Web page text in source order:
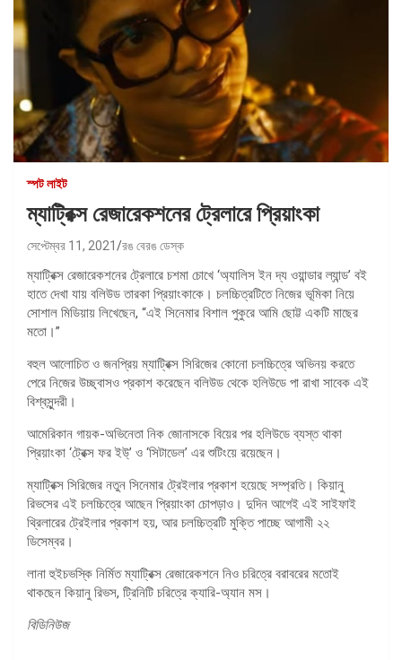
স্পট লাইট
ম্যাট্রিক্স রেজারেকশনের ট্রেলারে প্রিয়াংকা
সেপ্টেম্বর 11, 2021 রঙ বেরঙ ডেস্ক
ম্যাট্রিক্স রেজারেকশনের ট্রেলারে চশমা চোখে ‘অ্যালিস ইন দ্য ওয়ান্ডার ল্যান্ড’ বই
হাতে দেখা যায় বলিউড তারকা প্রিয়াংকাকে। চলচ্চিত্রটিতে নিজের ভূমিকা নিয়ে
সোশাল মিডিয়ায় লিখেছেন, “এই সিনেমার বিশাল পুকুরে আমি ছোট্ট একটি মাছের
মতো।”
বহুল আলোচিত ও জনপ্রিয় ম্যাট্রিক্স সিরিজের কোনো চলচ্চিত্রে অভিনয় করতে
পেরে নিজের উচ্ছ্বাসও প্রকাশ করেছেন বলিউড থেকে হলিউডে পা রাখা সাবেক এই
বিশ্বসুন্দরী।
আমেরিকান গায়ক-অভিনেতা নিক জোনাসকে বিয়ের পর হলিউডে ব্যস্ত থাকা
প্রিয়াংকা ‘ট্রেক্স ফর ইউ্’ ও ‘সিটাডেল’ এর শুটিংয়ে রয়েছেন।
ম্যাট্রিক্স সিরিজের নতুন সিনেমার ট্রেইলার প্রকাশ হয়েছে সম্প্রতি। কিয়ানু
রিভসের এই চলচ্চিত্রে আছেন প্রিয়াংকা চোপড়াও। দুদিন আগেই এই সাইফাই
থ্রিলারের ট্রেইলার প্রকাশ হয়, আর চলচ্চিত্রটি মুক্তি পাচ্ছে আগামী ২২
ডিসেম্বর।
লানা হুইচভস্কি নির্মিত ম্যাট্রিক্স রেজারেকশনে নিও চরিত্রে বরাবরের মতোই
থাকছেন কিয়ানু রিভস, ট্রিনিটি চরিত্রে ক্যারি-অ্যান মস।
বিডিনিউজ